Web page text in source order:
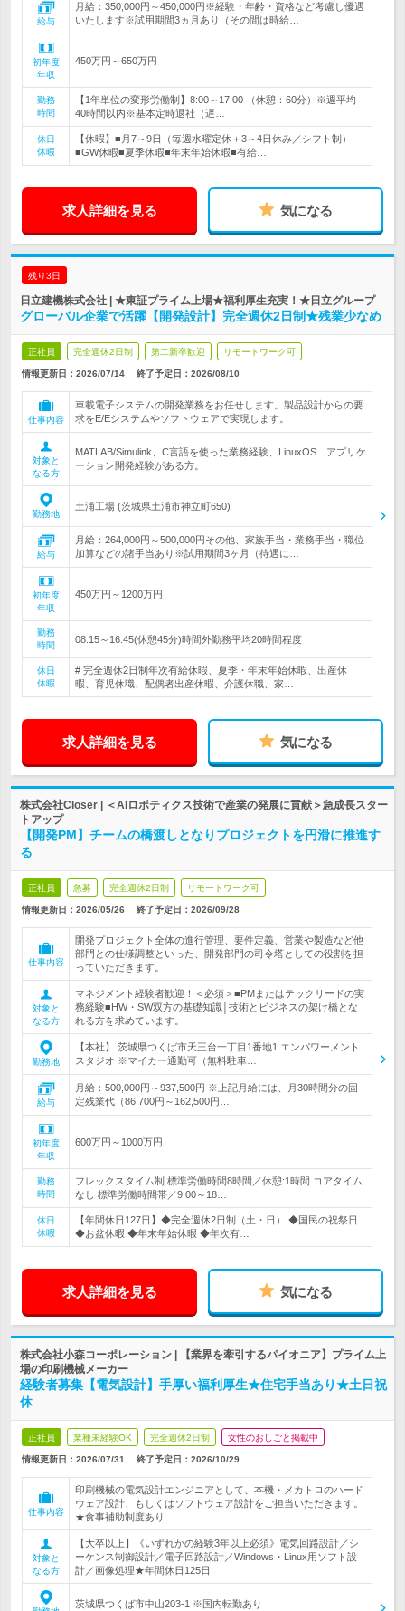
給与
月給：350,000円～450,000円※経験・年齢・資格など考慮し優遇
いたします※試用期間3ヵ月あり（その間は時給…
初年度
年収
450万円～650万円
勤務
時間
【1年単位の変形労働制】8:00～17:00 （休憩：60分）※週平均
40時間以内※基本定時退社（遅…
休日
休暇
【休暇】■月7～9日（毎週水曜定休＋3～4日休み／シフト制）
■GW休暇■夏季休暇■年末年始休暇■有給…
求人詳細を見る 気になる
残り3日
日立建機株式会社 | ★東証プライム上場★福利厚生充実！★日立グループ
グローバル企業で活躍【開発設計】完全週休2日制★残業少なめ
正社員 完全週休2日制 第二新卒歓迎 リモートワーク可
情報更新日：2026/07/14 終了予定日： 2026/08/10
仕事内容
車載電子システムの開発業務をお任せします。製品設計からの要
求をE/Eシステムやソフトウェアで実現します。
対象と
なる方
MATLAB/Simulink、C言語を使った業務経験、LinuxOS アプリケ
ーション開発経験がある方。
勤務地
土浦工場 (茨城県土浦市神立町650)
給与
月給：264,000円～500,000円その他、家族手当・業務手当・職位
加算などの諸手当あり※試用期間3ヶ月（待遇に…
初年度
年収
450万円～1200万円
勤務
時間
08:15～16:45(休憩45分)時間外勤務平均20時間程度
休日
休暇
# 完全週休2日制年次有給休暇、夏季・年末年始休暇、出産休
暇、育児休職、配偶者出産休暇、介護休職、家…
求人詳細を見る 気になる
株式会社Closer | ＜AIロボティクス技術で産業の発展に貢献＞急成長スター
トアップ
【開発PM】チームの橋渡しとなりプロジェクトを円滑に推進す
る
正社員 急募 完全週休2日制 リモートワーク可
情報更新日：2026/05/26 終了予定日： 2026/09/28
仕事内容
開発プロジェクト全体の進行管理、要件定義、営業や製造など他
部門との仕様調整といった、開発部門の司令塔としての役割を担
っていただきます。
対象と
なる方
マネジメント経験者歓迎！＜必須＞■PMまたはテックリードの実
務経験■HW・SW双方の基礎知識│技術とビジネスの架け橋とな
れる方を求めています。
勤務地
【本社】 茨城県つくば市天王台一丁目1番地1 エンパワーメント
スタジオ ※マイカー通勤可（無料駐車…
給与
月給：500,000円～937,500円 ※上記月給には、月30時間分の固
定残業代（86,700円～162,500円…
初年度
年収
600万円～1000万円
勤務
時間
フレックスタイム制 標準労働時間8時間／休憩:1時間 コアタイム
なし 標準労働時間帯／9:00～18…
休日
休暇
【年間休日127日】◆完全週休2日制（土・日） ◆国民の祝祭日
◆お盆休暇 ◆年末年始休暇 ◆年次有…
求人詳細を見る 気になる
株式会社小森コーポレーション | 【業界を牽引するパイオニア】プライム上
場の印刷機械メーカー
経験者募集【電気設計】手厚い福利厚生★住宅手当あり★土日祝
休
正社員 業種未経験OK 完全週休2日制 女性のおしごと掲載中
情報更新日：2026/07/31 終了予定日： 2026/10/29
仕事内容
印刷機械の電気設計エンジニアとして、本機・メカトロのハード
ウェア設計、もしくはソフトウェア設計をご担当いただきます。
★食事補助制度あり
対象と
なる方
【大卒以上】《いずれかの経験3年以上必須》電気回路設計／シ
ーケンス制御設計／電子回路設計／Windows・Linux用ソフト設
計／画像処理★年間休日125日
茨城県つくば市中山203-1 ※国内転勤あり